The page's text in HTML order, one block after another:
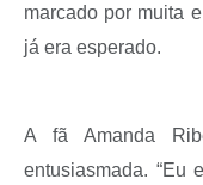
marcado por muita
já era esperado.
A fã Amanda
entusiasmada. “Eu